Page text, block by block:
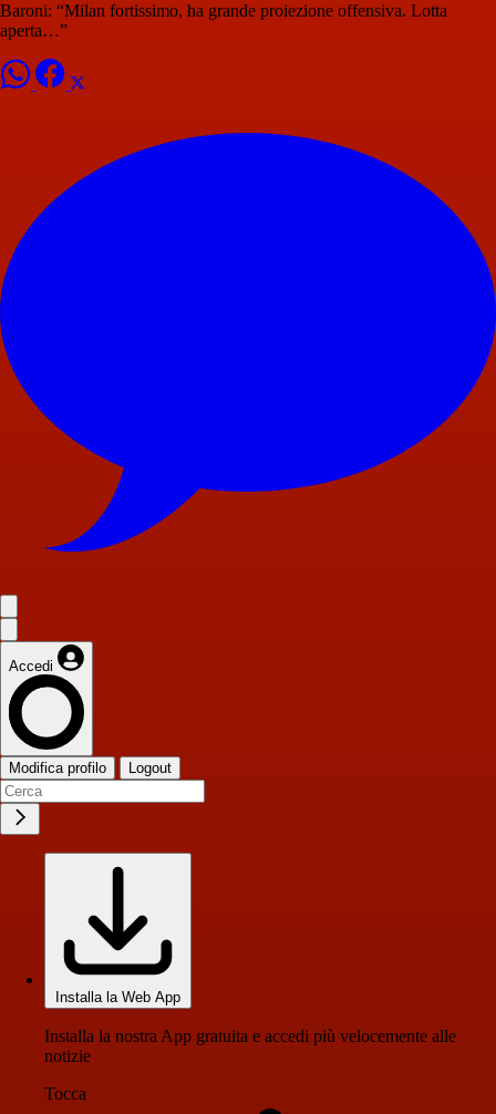
Baroni: “Milan fortissimo, ha grande proiezione offensiva. Lotta
aperta…”
Accedi
Modifica profilo Logout
Installa la Web App
Installa la nostra App gratuita e accedi più velocemente alle
notizie
Tocca